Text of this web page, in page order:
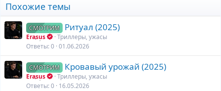
Похожие темы
СМОТРИМ Ритуал (2025)
Erasus
Триллеры, ужасы
Ответы 0 01.06.2026
СМОТРИМ Кровавый урожай (2025)
Erasus
Триллеры, ужасы
Ответы 0 16.05.2026